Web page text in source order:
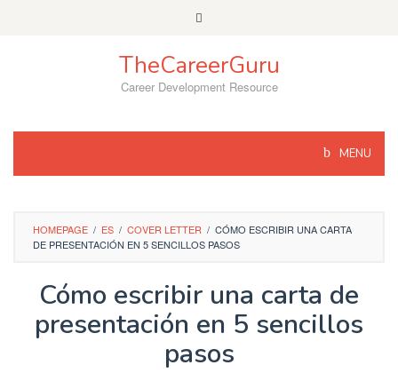
TheCareerGuru
Career Development Resource
MENU
HOMEPAGE / ES / COVER LETTER / CÓMO ESCRIBIR UNA CARTA
DE PRESENTACIÓN EN 5 SENCILLOS PASOS
Cómo escribir una carta de
presentación en 5 sencillos
pasos